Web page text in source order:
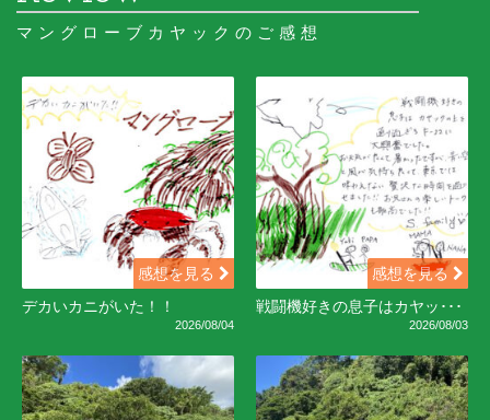
マングローブカヤックのご感想
感想を見る
デカいカニがいた！！
2026/08/04
感想を見る
戦闘機好きの息子はカヤッ･･･
2026/08/03